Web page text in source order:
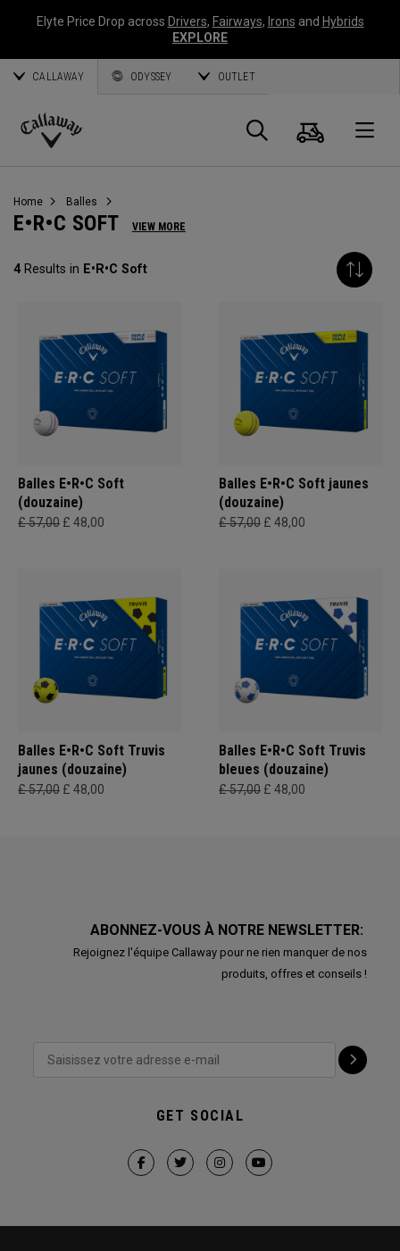
Elyte Price Drop across Drivers, Fairways, Irons and Hybrids
EXPLORE
CALLAWAY ODYSSEY OUTLET
Callaway
Panier
Home Balles
E•R•C SOFT VIEW MORE
4Results in E•R•C Soft
Balles E•R•C Soft
(douzaine)
£ 57,00 £ 48,00
Balles E•R•C Soft jaunes
(douzaine)
£ 57,00 £ 48,00
Balles E•R•C Soft Truvis
jaunes (douzaine)
£ 57,00 £ 48,00
Balles E•R•C Soft Truvis
bleues (douzaine)
£ 57,00 £ 48,00
ABONNEZ-VOUS À NOTRE NEWSLETTER:
Rejoignez l'équipe Callaway pour ne rien manquer de nos
produits, offres et conseils !
GET SOCIAL